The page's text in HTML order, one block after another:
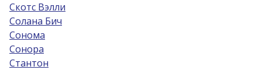
Скотс Вэлли
Солана Бич
Сонома
Сонора
Стантон